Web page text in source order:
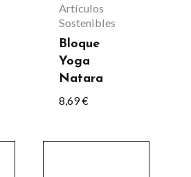
Artículos
Sostenibles
Bloque
Yoga
Natara
8,69€